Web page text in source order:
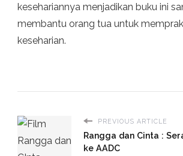
kesehariannya menjadikan buku ini
membantu orang tua untuk
keseharian.
PREVIOUS ARTICLE
Rangga dan Cinta :
ke AADC